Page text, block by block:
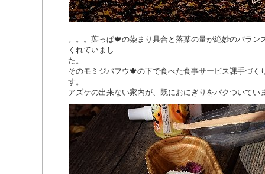
。。。葉っぱ🍁の染まり具合と落葉の量が絶妙のバラン
くれていまし
そのモミジバフウ🍁の下で食べた食事サービス課手づく
す。
アズケの出来ない家内が、既におにぎりをパクついてい